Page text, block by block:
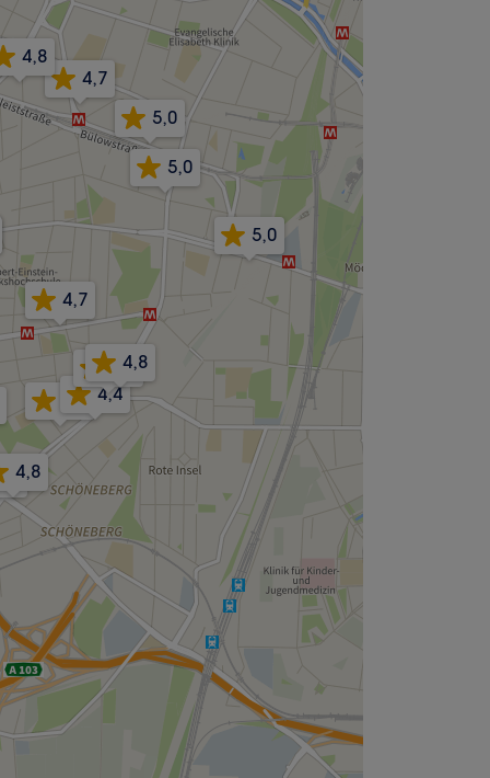
4,8 4,4
4,64,8
4,7
4,7
5,0
5,0
4,8
4,8
5,0